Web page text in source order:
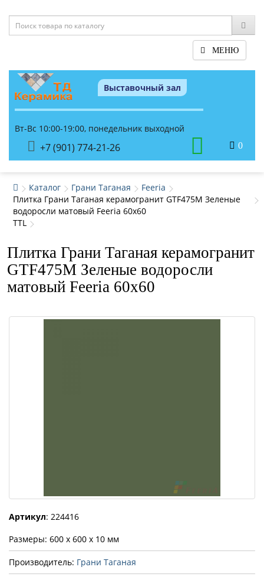
МЕНЮ
Выставочный зал
Вт-Вс 10:00-19:00, понедельник выходной
+7 (901) 774-21-26 0
Каталог Грани Таганая
Feeria
Плитка Грани Таганая керамогранит GTF475М Зеленые
водоросли матовый Feeria 60x60
TTL
Плитка Грани Таганая керамогранит
GTF475М Зеленые водоросли
матовый Feeria 60x60
Артикул: 224416
Размеры: 600 x 600 x 10 мм
Производитель: Грани Таганая